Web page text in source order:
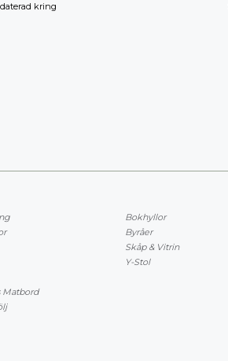
kring
Matbord
Bokhyllor
Byråer
Skåp & Vitrin
Y-Stol